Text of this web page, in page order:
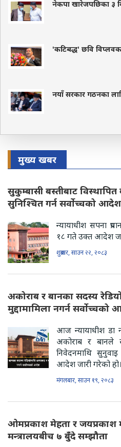
नेकपा खारेजपछिका ३
'कटिबद्ध' छवि
नयाँ सरकार गठनका
मुख्य खबर
सुकुम्बासी बस्तीबाट
सुनिश्चित गर्न सर्वोच्चको आदेश
न्यायाधीश सपना
१८ गते उक्त आदेश
शुक्रबार, साउन २२, २०८३
अकोराब र बानका सदस्य
मुद्दामामिला नगर्न सर्वोच्चको
आज न्यायाधीश
अकोराब र बानले
निवेदनमाथि
आदेश जारी गरेको हो।
मंगलबार, साउन १९, २०८३
ओमप्रकाश मेहता र जयप्रकाश
मन्त्रालयबीच ७ बुँदे सम्झौता